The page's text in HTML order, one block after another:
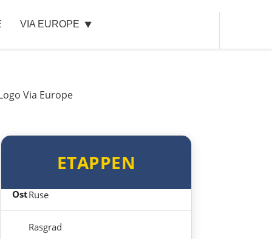
VIA EUROPE
ETAPPEN
Pitești
Bulgarien Ost
Ruse
Rasgrad